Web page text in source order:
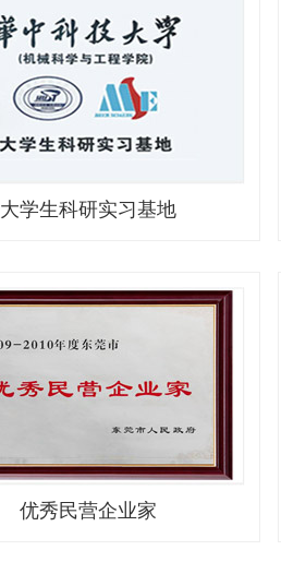
大学生科研实习基地
优秀民营企业家